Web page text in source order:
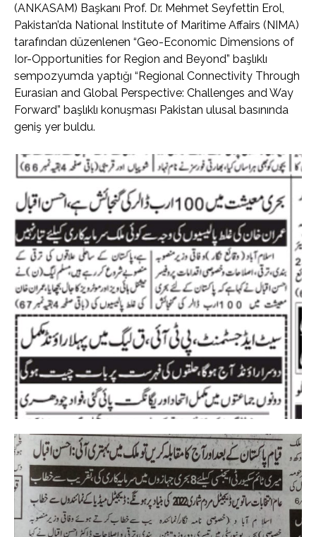
(ANKASAM) Başkanı Prof. Dr. Mehmet Seyfettin Erol,
Pakistan’da National Institute of Maritime Affairs (NIMA)
tarafından düzenlenen “Geo-Economic Dimensions of
Ior-Opportunities for Region and Beyond” başlıklı
sempozyumda yaptığı “Regional Connectivity Through
Eurasian and Global Perspective: Challenges and Way
Forward” başlıklı konuşması Pakistan ulusal basınında
geniş yer buldu.